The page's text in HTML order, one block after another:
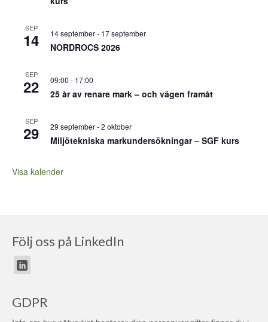
SEP
14 14 september- 17 september
NORDROCS 2026
SEP
22 09:00 - 17:00
25 år av renare mark – och vägen framåt
SEP
29 29 september-2 oktober
Miljötekniska markundersökningar – SGF kurs
Visa kalender
Följ oss på LinkedIn
GDPR